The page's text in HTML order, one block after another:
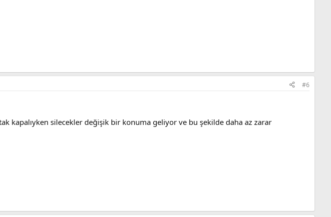
#6
kapalıyken silecekler değişik bir konuma geliyor ve bu şekilde daha az zarar